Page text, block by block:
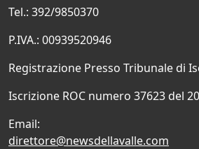
Tel.: 392/9850370
P.IVA.: 00939520946
Registrazione Presso Tribunale di
Iscrizione ROC numero 37623 del
Email:
direttore@newsdellavalle.com